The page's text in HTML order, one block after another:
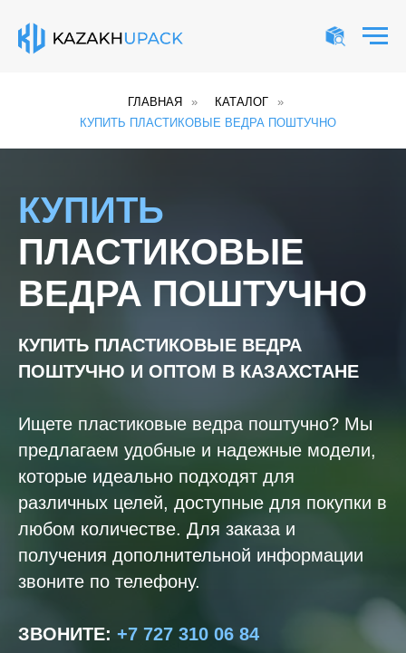
ГЛАВНАЯ » КАТАЛОГ
»
КУПИТЬ ПЛАСТИКОВЫЕ ВЕДРА ПОШТУЧНО
КУПИТЬ
ПЛАСТИКОВЫЕ
ВЕДРА ПОШТУЧНО
КУПИТЬ ПЛАСТИКОВЫЕ ВЕДРА
ПОШТУЧНО И ОПТОМ В КАЗАХСТАНЕ
Ищете пластиковые ведра поштучно? Мы
предлагаем удобные и надежные модели,
которые идеально подходят для
различных целей, доступные для покупки в
любом количестве. Для заказа и
получения дополнительной информации
звоните по телефону.
ЗВОНИТЕ: +7 727 310 06 84